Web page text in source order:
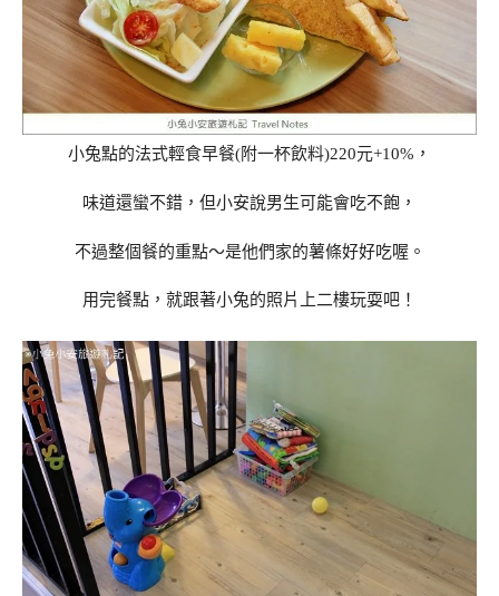
小兔點的法式輕食早餐(附一杯飲料)220元+10%，
味道還蠻不錯，但小安說男生可能會吃不飽，
不過整個餐的重點～是他們家的薯條好好吃喔。
用完餐點，就跟著小兔的照片上二樓玩耍吧！